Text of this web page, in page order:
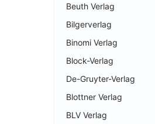
Beuth Verlag
Bilgerverlag
Binomi Verlag
Block-Verlag
De-Gruyter-Verlag
Blottner Verlag
BLV Verlag